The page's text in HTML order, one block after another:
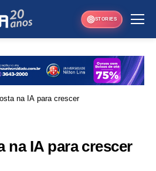
STORIES
na IA para crescer
na IA para crescer